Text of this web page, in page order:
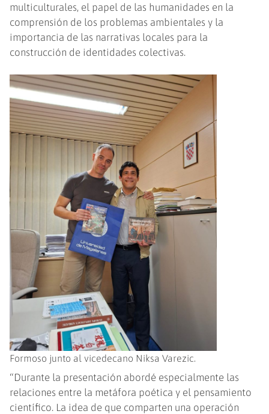
multiculturales, el papel de las humanidades en la
comprensión de los problemas ambientales y la
importancia de las narrativas locales para la
construcción de identidades colectivas.
Formoso junto al vicedecano Niksa Varezic.
“Durante la presentación abordé especialmente las
relaciones entre la metáfora poética y el pensamiento
científico. La idea de que comparten una operación